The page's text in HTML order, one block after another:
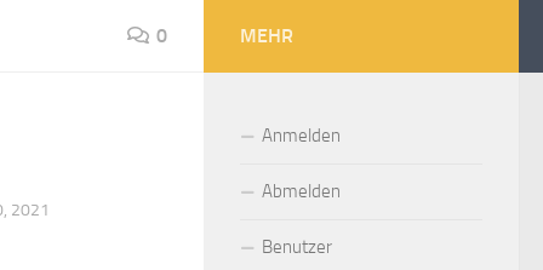
0
2021
MEHR
Anmelden
Abmelden
Benutzer